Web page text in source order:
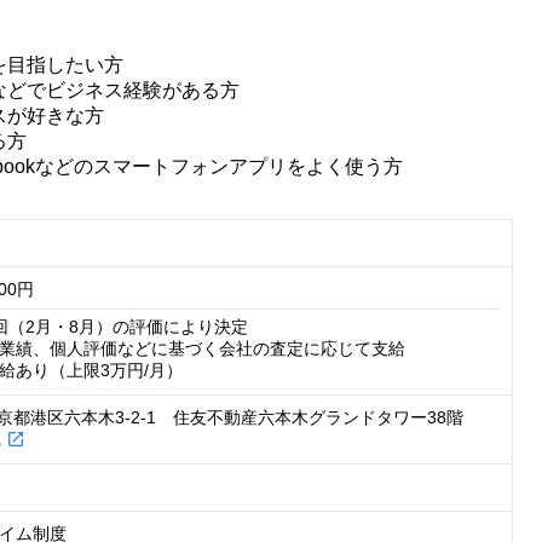
目指したい方
でビジネス経験がある方
が好きな方
方
などのスマートフォンアプリをよく使う方
円
（2月・8月）の評価により決定
績、個人評価などに基づく会社の査定に応じて支給
あり（上限3万円/月）
都港区六本木3-2-1　住友不動産六本木グランドタワー38階
ム制度